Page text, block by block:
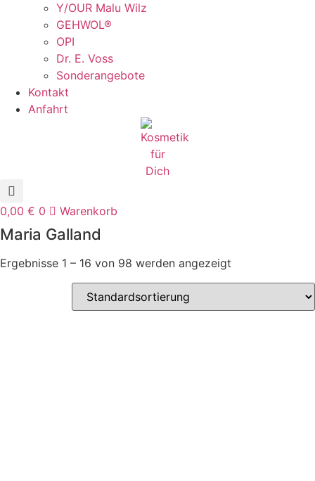
Y/OUR Malu Wilz
GEHWOL®
OPI
Dr. E. Voss
Sonderangebote
Kontakt
Anfahrt
0,00 € 0 Warenkorb
Maria Galland
Ergebnisse 1 – 16 von 98 werden angezeigt